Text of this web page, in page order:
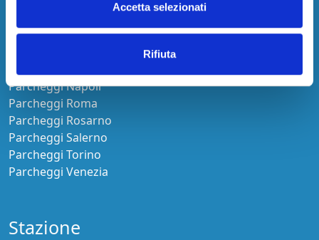
Accetta selezionati
Rifiuta
Parcheggi Caserta
Parcheggi Genova
Parcheggi Napoli
Parcheggi Roma
Parcheggi Rosarno
Parcheggi Salerno
Parcheggi Torino
Parcheggi Venezia
Stazione